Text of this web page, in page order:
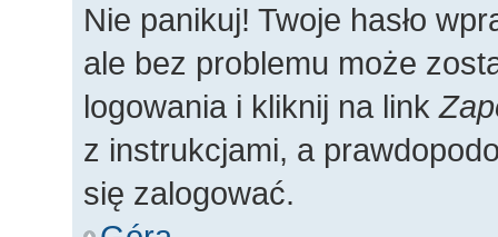
Nie panikuj! Twoje hasło
ale bez problemu może
logowania i kliknij na link
z instrukcjami, a
się zalogować.